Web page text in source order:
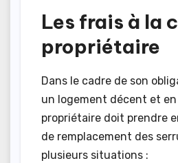
Les frais à la
propriétaire
Dans le cadre de son
un logement décent et
propriétaire doit prendre
de remplacement des
plusieurs situations :